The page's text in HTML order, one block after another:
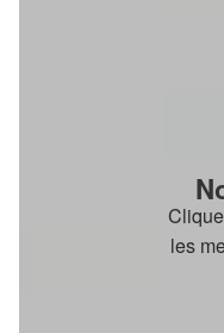
les